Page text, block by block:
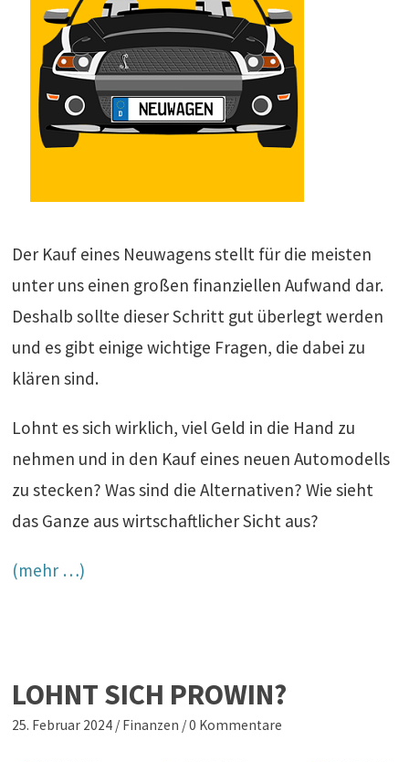
Der Kauf eines Neuwagens stellt für die meisten
unter uns einen großen finanziellen Aufwand dar.
Deshalb sollte dieser Schritt gut überlegt werden
und es gibt einige wichtige Fragen, die dabei zu
klären sind.
Lohnt es sich wirklich, viel Geld in die Hand zu
nehmen und in den Kauf eines neuen Automodells
zu stecken? Was sind die Alternativen? Wie sieht
das Ganze aus wirtschaftlicher Sicht aus?
(mehr …)
LOHNT SICH PROWIN?
25. Februar 2024 / Finanzen /0 Kommentare